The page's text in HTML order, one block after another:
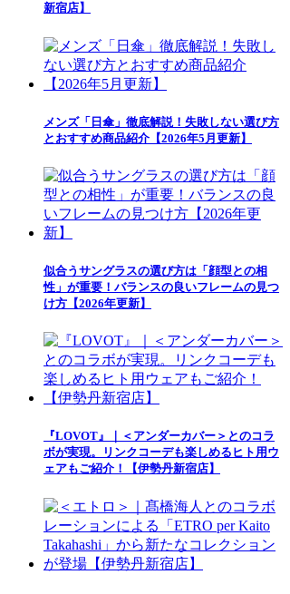
新宿店】
メンズ「日傘」徹底解説！失敗しない選び方
とおすすめ商品紹介【2026年5月更新】
似合うサングラスの選び方は「顔型との相
性」が重要！バランスの良いフレームの見つ
け方【2026年更新】
『LOVOT』｜＜アンダーカバー＞とのコラ
ボが実現。リンクコーデも楽しめるヒト用ウ
ェアもご紹介！【伊勢丹新宿店】